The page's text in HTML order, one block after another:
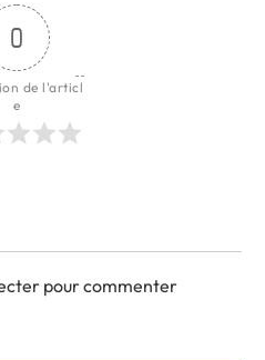
0
de l'articl
e
pour commenter